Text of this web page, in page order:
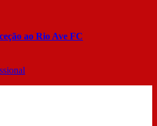
ao Rio Ave FC